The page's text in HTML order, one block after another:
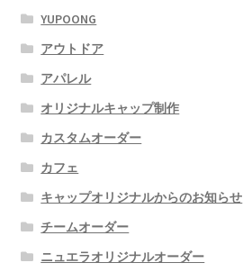
YUPOONG
アウトドア
アパレル
オリジナルキャップ制作
カスタムオーダー
カフェ
キャップオリジナルからのお知らせ
チームオーダー
ニュエラオリジナルオーダー